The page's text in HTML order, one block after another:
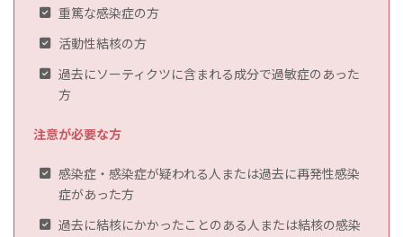
重篤な感染症の方
活動性結核の方
過去にソーティクツに含まれる成分で過敏症のあった
方
注意が必要な方
感染症・感染症が疑われる人または過去に再発性感染
症があった方
過去に結核にかかったことのある人または結核の感染